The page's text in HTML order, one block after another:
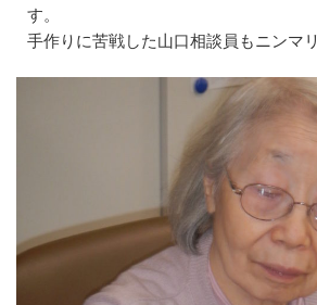
す。
手作りに苦戦した山口相談員もニンマリ